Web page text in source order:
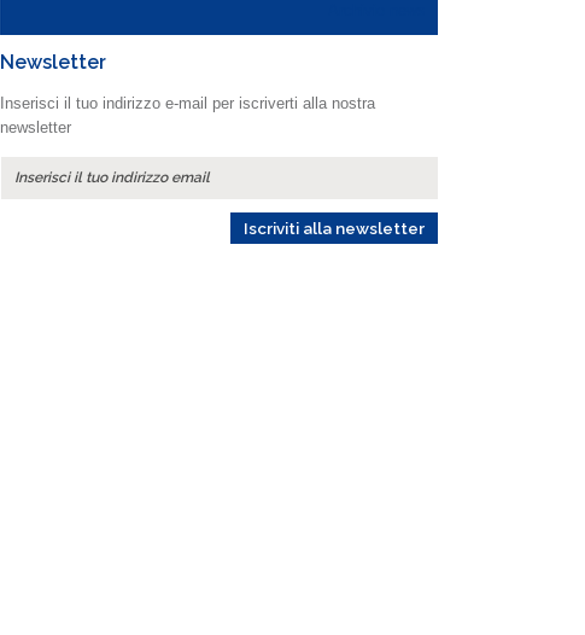
Newsletter
Inserisci il tuo indirizzo e-mail per iscriverti alla nostra
newsletter